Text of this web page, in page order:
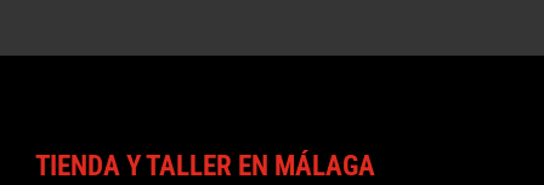
TIENDA Y TALLER EN MÁLAGA